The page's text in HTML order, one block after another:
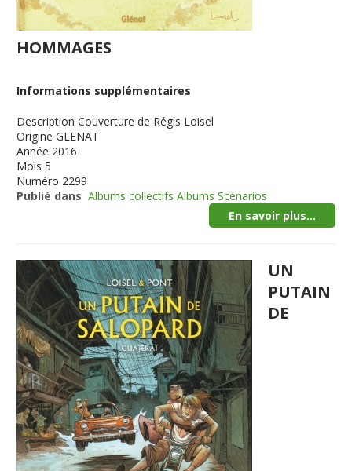
HOMMAGES
Informations supplémentaires
Description Couverture de Régis Loisel
Origine GLENAT
Année 2016
Mois 5
Numéro 2299
Publié dans Albums collectifs Albums Scénarios
En savoir plus...
UN
PUTAIN
DE